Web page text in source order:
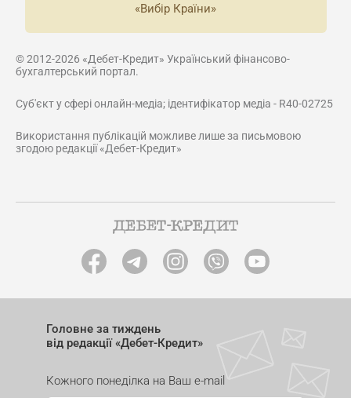
«Вибір Країни»
© 2012-2026 «Дебет-Кредит» Український фінансово-
бухгалтерський портал.
Суб'єкт у сфері онлайн-медіа; ідентифікатор медіа - R40-02725
Використання публікацій можливе лише за письмовою
згодою редакції «Дебет-Кредит»
Головне за тиждень
від редакції «Дебет-Кредит»
Кожного понеділка на Ваш e-mail